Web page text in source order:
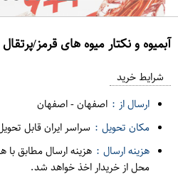
آبمیوه و نکتار میوه های قرمز/پرتقال و
شرایط خرید
ارسال از : اصفهان-اصفهان
مکان تحویل : سراسر ایران قابل
هزینه ارسال : هزینه ارسال مطابق
محل از خریدار اخذ خواهد شد.